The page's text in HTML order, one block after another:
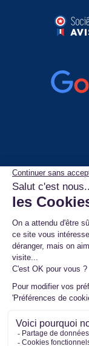
Les informations
proviennent de la
par le droit
reproduites,
TecAlliance. Toute
et pourra faire